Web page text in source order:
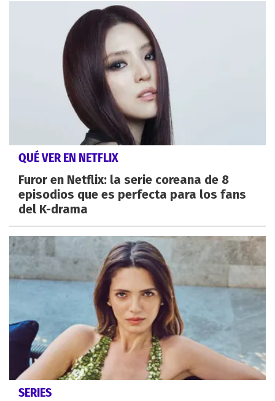
QUÉ VER EN NETFLIX
Furor en Netflix: la serie coreana de 8
episodios que es perfecta para los fans
del K-drama
SERIES